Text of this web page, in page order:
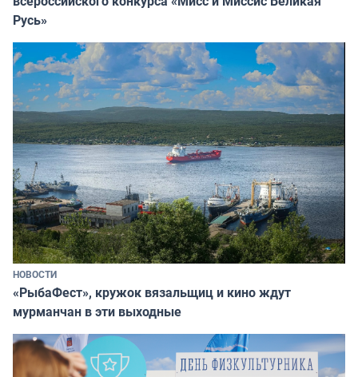
Русь»
НОВОСТИ
«РыбаФест», кружок вязальщиц и кино ждут
мурманчан в эти выходные